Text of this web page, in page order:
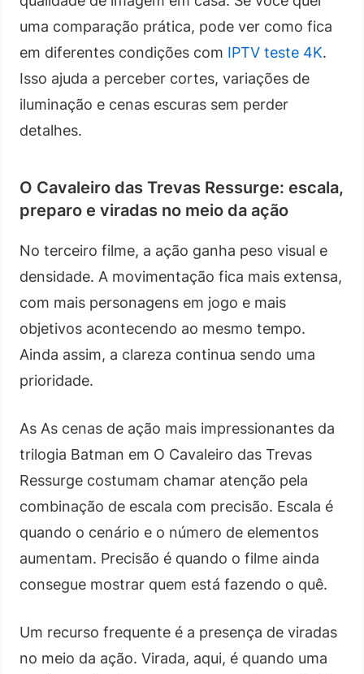
uma comparação prática, pode ver como fica
em diferentes condições com IPTV teste 4K.
Isso ajuda a perceber cortes, variações de
iluminação e cenas escuras sem perder
detalhes.
O Cavaleiro das Trevas Ressurge: escala,
preparo e viradas no meio da ação
No terceiro filme, a ação ganha peso visual e
densidade. A movimentação fica mais extensa,
com mais personagens em jogo e mais
objetivos acontecendo ao mesmo tempo.
Ainda assim, a clareza continua sendo uma
prioridade.
As As cenas de ação mais impressionantes da
trilogia Batman em O Cavaleiro das Trevas
Ressurge costumam chamar atenção pela
combinação de escala com precisão. Escala é
quando o cenário e o número de elementos
aumentam. Precisão é quando o filme ainda
consegue mostrar quem está fazendo o quê.
Um recurso frequente é a presença de viradas
no meio da ação. Virada, aqui, é quando uma